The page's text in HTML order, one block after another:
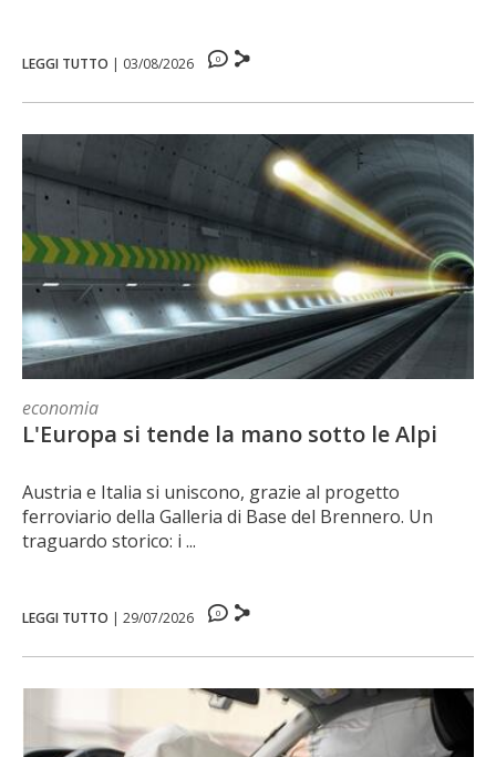
LEGGI TUTTO | 03/08/2026 0
economia
L'Europa si tende la mano sotto le Alpi
Austria e Italia si uniscono, grazie al progetto
ferroviario della Galleria di Base del Brennero. Un
traguardo storico: i ...
LEGGI TUTTO |29/07/2026 0